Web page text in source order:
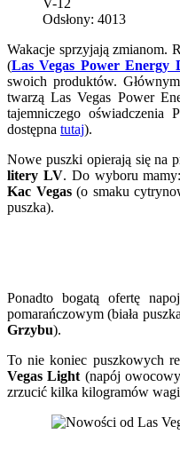
V-12
Odsłony: 4013
Wakacje sprzyjają zmianom.
(Las Vegas Power Energy
swoich produktów.
twarzą Las Vegas Power
tajemniczego oświadczenia
dostępna tutaj).
Nowe puszki opierają się na
litery LV. Do wyboru
Kac Vegas(o smaku
puszka).
Ponadto bogatą ofertę
pomarańczowym (biała
Grzybu).
To nie koniec puszkowych
Vegas Light (napój
zrzucić kilka kilogramów